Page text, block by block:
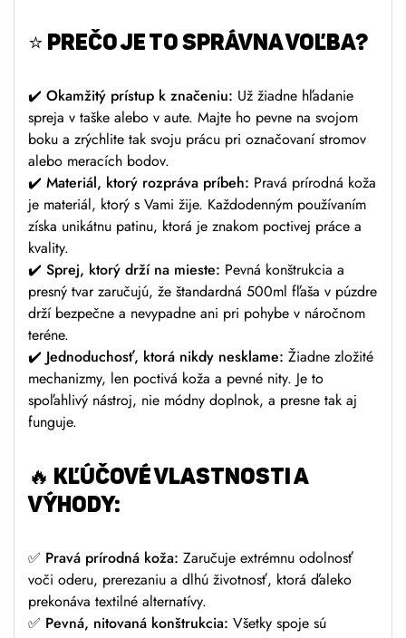
⭐ PREČO JE TO SPRÁVNA VOĽBA?
✔️ Okamžitý prístup k značeniu: Už žiadne hľadanie
spreja v taške alebo v aute. Majte ho pevne na svojom
boku a zrýchlite tak svoju prácu pri označovaní stromov
alebo meracích bodov.
✔️ Materiál, ktorý rozpráva príbeh: Pravá prírodná koža
je materiál, ktorý s Vami žije. Každodenným používaním
získa unikátnu patinu, ktorá je znakom poctivej práce a
kvality.
✔️ Sprej, ktorý drží na mieste: Pevná konštrukcia a
presný tvar zaručujú, že štandardná 500ml fľaša v púzdre
drží bezpečne a nevypadne ani pri pohybe v náročnom
teréne.
✔️ Jednoduchosť, ktorá nikdy nesklame: Žiadne zložité
mechanizmy, len poctivá koža a pevné nity. Je to
spoľahlivý nástroj, nie módny doplnok, a presne tak aj
funguje.
🔥 KĽÚČOVÉ VLASTNOSTI A
VÝHODY:
✅ Pravá prírodná koža: Zaručuje extrémnu odolnosť
voči oderu, prerezaniu a dlhú životnosť, ktorá ďaleko
prekonáva textilné alternatívy.
✅ Pevná, nitovaná konštrukcia: Všetky spoje sú